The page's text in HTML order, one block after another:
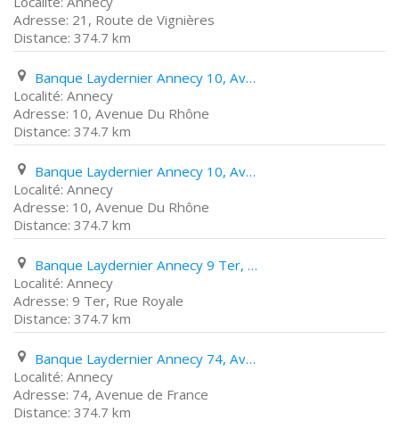
21, Route de Vignières
374.7 km
Banque Laydernier Annecy 10, Avenue Du Rhône
Annecy
10, Avenue Du Rhône
374.7 km
Banque Laydernier Annecy 10, Avenue Du Rhône
Annecy
10, Avenue Du Rhône
374.7 km
Banque Laydernier Annecy 9 Ter, Rue Royale
Annecy
9 Ter, Rue Royale
374.7 km
Banque Laydernier Annecy 74, Avenue de France
Annecy
74, Avenue de France
374.7 km